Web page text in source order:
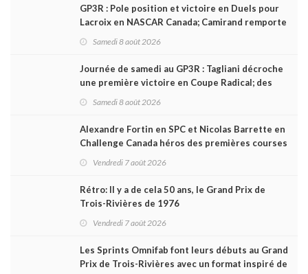
GP3R : Pole position et victoire en Duels pour
Lacroix en NASCAR Canada; Camirand remporte
Samedi 8 août 2026
Journée de samedi au GP3R : Tagliani décroche
une première victoire en Coupe Radical; des
Samedi 8 août 2026
Alexandre Fortin en SPC et Nicolas Barrette en
Challenge Canada héros des premières courses
Vendredi 7 août 2026
Rétro: Il y a de cela 50 ans, le Grand Prix de
Trois-Rivières de 1976
Vendredi 7 août 2026
Les Sprints Omnifab font leurs débuts au Grand
Prix de Trois-Rivières avec un format inspiré de